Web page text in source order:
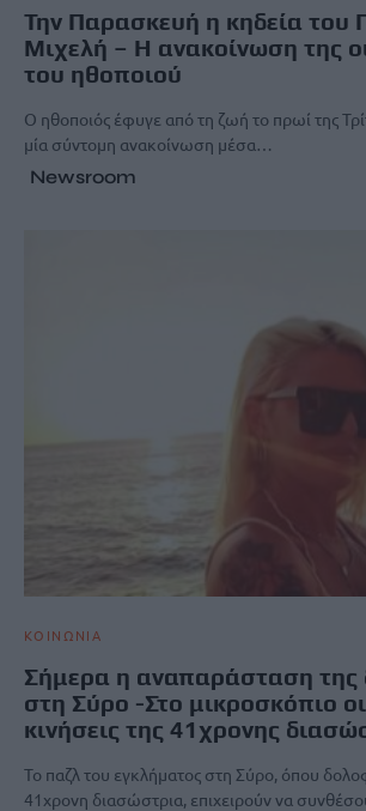
Την Παρασκευή η κηδεία του
Μιχελή – Η ανακοίνωση της
του ηθοποιού
Ο ηθοποιός έφυγε από τη ζωή το πρωί της
μία σύντομη ανακοίνωση μέσα…
Newsroom
ΚΟΙΝΩΝΙΑ
Σήμερα η αναπαράσταση της
στη Σύρο -Στο μικροσκόπιο οι
κινήσεις της 41χρονης
Το παζλ του εγκλήματος στη Σύρο, όπου
41χρονη διασώστρια, επιχειρούν να